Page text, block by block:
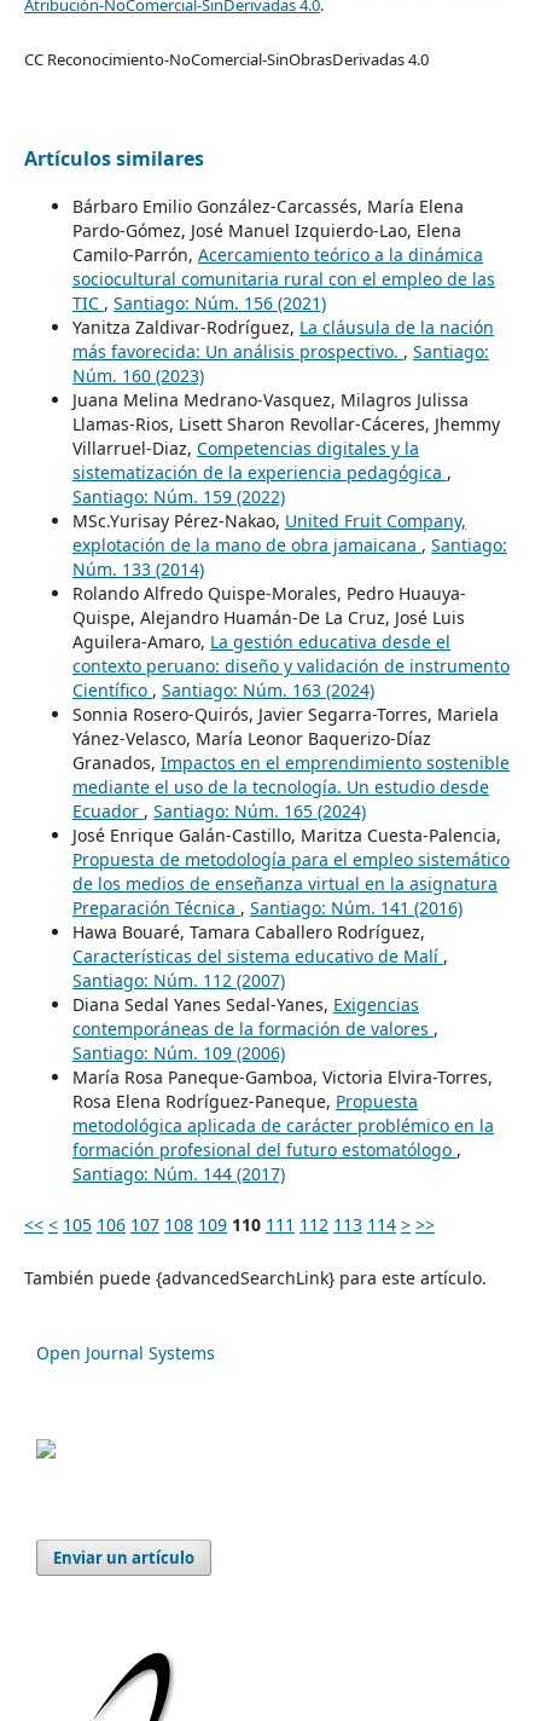
Atribución-NoComercial-SinDerivadas 4.0.
CC Reconocimiento-NoComercial-SinObrasDerivadas 4.0
Artículos similares
Bárbaro Emilio González-Carcassés, María Elena
Pardo-Gómez, José Manuel Izquierdo-Lao, Elena
Camilo-Parrón, Acercamiento teórico a la dinámica
sociocultural comunitaria rural con el empleo de las
TIC , Santiago: Núm. 156 (2021)
Yanitza Zaldivar-Rodríguez, La cláusula de la nación
más favorecida: Un análisis prospectivo. , Santiago:
Núm. 160 (2023)
Juana Melina Medrano-Vasquez, Milagros Julissa
Llamas-Rios, Lisett Sharon Revollar-Cáceres, Jhemmy
Villarruel-Diaz, Competencias digitales y la
sistematización de la experiencia pedagógica ,
Santiago: Núm. 159 (2022)
MSc.Yurisay Pérez-Nakao, United Fruit Company,
explotación de la mano de obra jamaicana , Santiago:
Núm. 133 (2014)
Rolando Alfredo Quispe-Morales, Pedro Huauya-
Quispe, Alejandro Huamán-De La Cruz, José Luis
Aguilera-Amaro, La gestión educativa desde el
contexto peruano: diseño y validación de instrumento
Científico , Santiago: Núm. 163 (2024)
Sonnia Rosero-Quirós, Javier Segarra-Torres, Mariela
Yánez-Velasco, María Leonor Baquerizo-Díaz
Granados, Impactos en el emprendimiento sostenible
mediante el uso de la tecnología. Un estudio desde
Ecuador , Santiago: Núm. 165 (2024)
José Enrique Galán-Castillo, Maritza Cuesta-Palencia,
Propuesta de metodología para el empleo sistemático
de los medios de enseñanza virtual en la asignatura
Preparación Técnica , Santiago: Núm. 141 (2016)
Hawa Bouaré, Tamara Caballero Rodríguez,
Características del sistema educativo de Malí ,
Santiago: Núm. 112 (2007)
Diana Sedal Yanes Sedal-Yanes, Exigencias
contemporáneas de la formación de valores ,
Santiago: Núm. 109 (2006)
María Rosa Paneque-Gamboa, Victoria Elvira-Torres,
Rosa Elena Rodríguez-Paneque, Propuesta
metodológica aplicada de carácter problémico en la
formación profesional del futuro estomatólogo ,
Santiago: Núm. 144 (2017)
<< < 105 106 107 108 109 110 111 112 113 114 > >>
También puede {advancedSearchLink} para este artículo.
Open Journal Systems
Enviar un artículo